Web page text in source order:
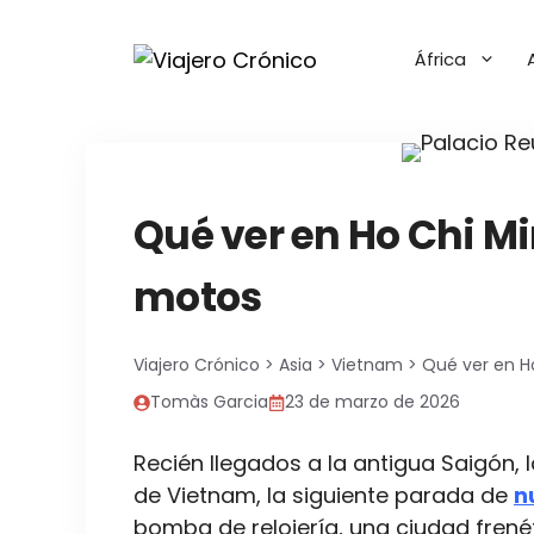
África
Qué ver en Ho Chi
motos
Viajero Crónico > Asia > Vietnam > Qué ver en
Tomàs Garcia
23 de marzo de 2026
Recién llegados a la antigua
de Vietnam, la siguiente parada de
bomba de relojería, una ciudad